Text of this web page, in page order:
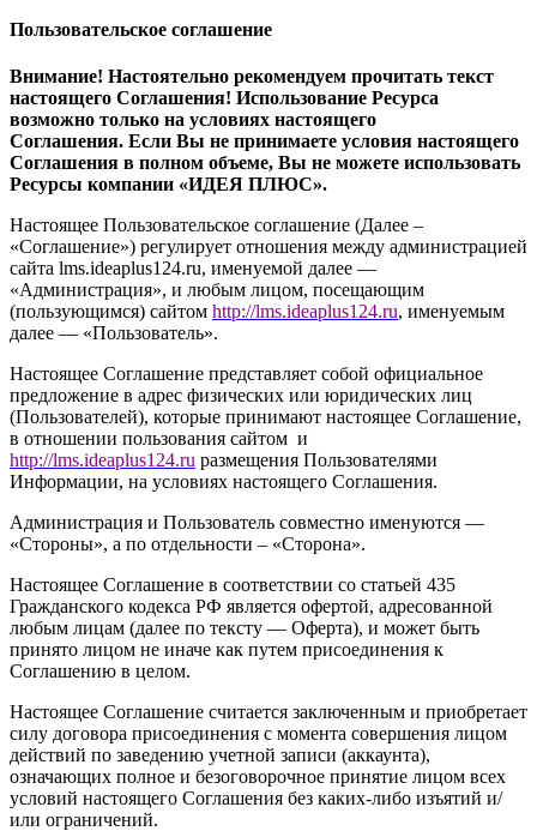
Пользовательское соглашение
Внимание! Настоятельно рекомендуем прочитать текст
настоящего Соглашения! Использование Ресурса
возможно только на условиях настоящего
Соглашения. Если Вы не принимаете условия настоящего
Соглашения в полном объеме, Вы не можете использовать
Ресурсы компании «ИДЕЯ ПЛЮС».
Настоящее Пользовательское соглашение (Далее –
«Соглашение») регулирует отношения между администрацией
сайта lms.ideaplus124.ru, именуемой далее —
«Администрация», и любым лицом, посещающим
(пользующимся) сайтом http://lms.ideaplus124.ru, именуемым
далее — «Пользователь».
Настоящее Соглашение представляет собой официальное
предложение в адрес физических или юридических лиц
(Пользователей), которые принимают настоящее Соглашение,
в отношении пользования сайтом и
http://lms.ideaplus124.ru размещения Пользователями
Информации, на условиях настоящего Соглашения.
Администрация и Пользователь совместно именуются —
«Стороны», а по отдельности – «Сторона».
Настоящее Соглашение в соответствии со статьей 435
Гражданского кодекса РФ является офертой, адресованной
любым лицам (далее по тексту — Оферта), и может быть
принято лицом не иначе как путем присоединения к
Соглашению в целом.
Настоящее Соглашение считается заключенным и приобретает
силу договора присоединения с момента совершения лицом
действий по заведению учетной записи (аккаунта),
означающих полное и безоговорочное принятие лицом всех
условий настоящего Соглашения без каких-либо изъятий и/
или ограничений.